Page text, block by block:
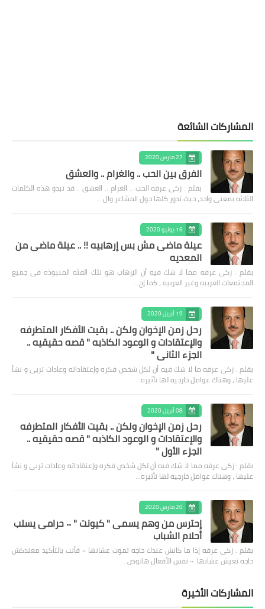
المشاركات الشائعة
27 مارس 2020
الفرق بين الحب .. والغرام .. والعشق
بقلم : زكى عرفه الحب .. الغرام .. العشق .. قد تبدو هذه الكلمات
الثلاثه بمعنى واحد، حيث تدور كلها حول المشاعر وال…
16 يوليو 2020
عيلة ماضى مش بس إرهابيه !! .. عيلة ماضى من
المعديه
بقلم : زكى عرفه مما لا شك فيه أن الإرهاب هو تلك الفئه المنبوذه فى جميع
المجتمعات العربيه وغير العربيه ، كما إج…
19 أبريل 2020
رحل زمن الإخوان ولكن .. بقيت الأفكار المتطرفه
والإعتقادات و الوعود الكاذبه " قصه حقيقيه ..
الجزء الثاني "
بقلم : زكى عرفه ‎ما لا شك فيه أن لكل شخص فكره وإعتقاداته وعادات تربى و نشأ
عليها ، وهناك عوامل خارجيه لها تأثيره…
08 أبريل 2020
رحل زمن الإخوان ولكن .. بقيت الأفكار المتطرفه
والإعتقادات و الوعود الكاذبه " قصه حقيقيه ..
الجزء الأول "
بقلم : زكى عرفه مما لا شك فيه أن لكل شخص فكره وإعتقاداته وعادات تربى و نشأ
عليها ، وهناك عوامل خارجيه لها تأثيره…
20 مارس 2020
إحترس من وهم يسمى " كيونت " ٠٠ حرامى يسلب
أحلام الشباب
بقلم : زكى عرفه ‎إذا ما كانش عندك حاجه تموت عشانها ٠٠ فأنت بالتأكيد معندكش
حاجه تعيش عشانها ٠٠ نفس الأفعال هاتوص…
المشاركات الأخيرة